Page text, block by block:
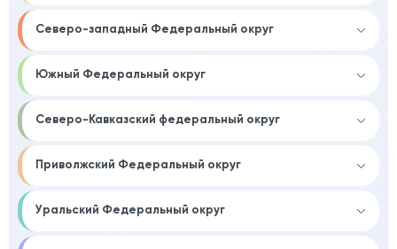
Северо-западный Федеральный округ
Южный Федеральный округ
Северо-Кавказский федеральный округ
Приволжский Федеральный округ
Уральский Федеральный округ